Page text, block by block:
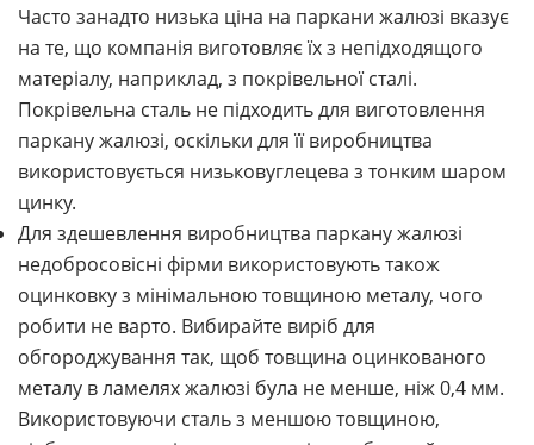
Часто занадто низька ціна на паркани жалюзі вказує
на те, що компанія виготовляє їх з непідходящого
матеріалу, наприклад, з покрівельної сталі.
Покрівельна сталь не підходить для виготовлення
паркану жалюзі, оскільки для її виробництва
використовується низьковуглецева з тонким шаром
цинку.
Для здешевлення виробництва паркану жалюзі
недобросовісні фірми використовують також
оцинковку з мінімальною товщиною металу, чого
робити не варто. Вибирайте виріб для
обгороджування так, щоб товщина оцинкованого
металу в ламелях жалюзі була не менше, ніж 0,4 мм.
Використовуючи сталь з меншою товщиною,